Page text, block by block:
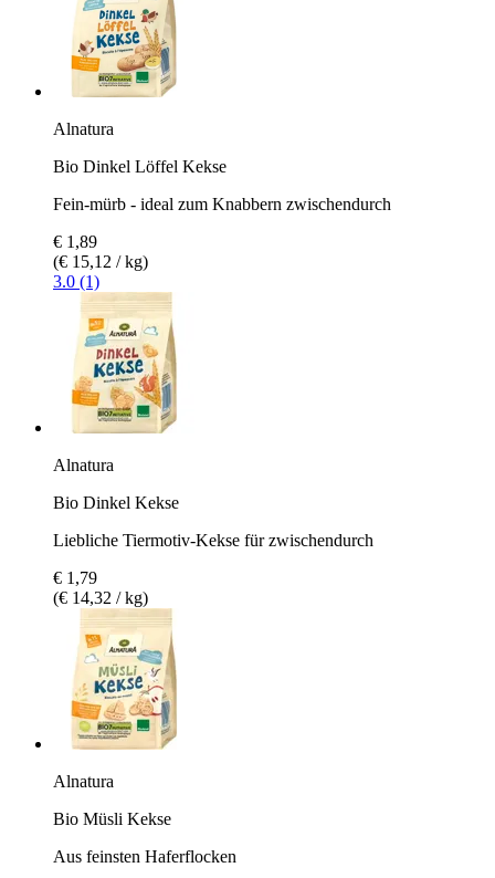
Alnatura
Bio Dinkel Löffel Kekse
Fein-mürb - ideal zum Knabbern zwischendurch
€ 1,89
(€ 15,12 / kg)
3.0 (1)
Alnatura
Bio Dinkel Kekse
Liebliche Tiermotiv-Kekse für zwischendurch
€ 1,79
(€ 14,32 / kg)
Alnatura
Bio Müsli Kekse
Aus feinsten Haferflocken